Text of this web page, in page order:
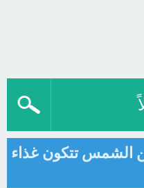
الشمس تتكون غذاء